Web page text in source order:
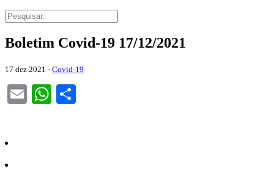
Boletim Covid-19 17/12/2021
17 dez 2021 - Covid-19
EmailWhatsApp